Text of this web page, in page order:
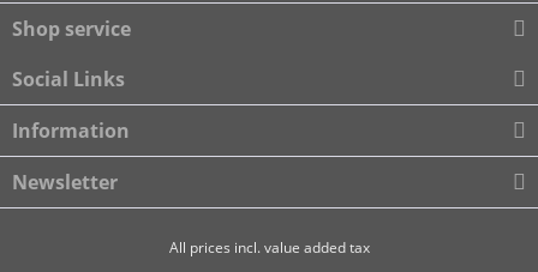
Shop service
Social Links
Information
Newsletter
All prices incl. value added tax